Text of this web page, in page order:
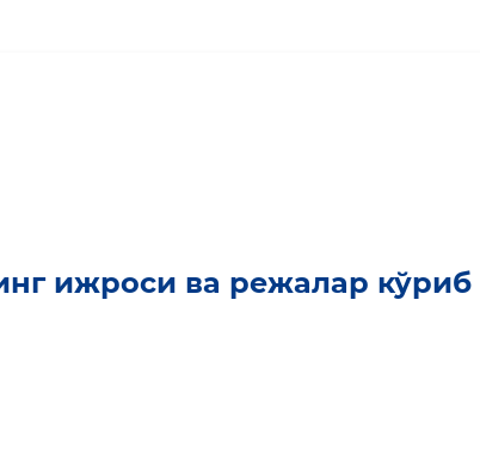
ижроси ва режалар кўриб